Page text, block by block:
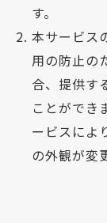
す。
本サービス
用の防止の
合、提供す
ことができ
ービスによ
の外観が変